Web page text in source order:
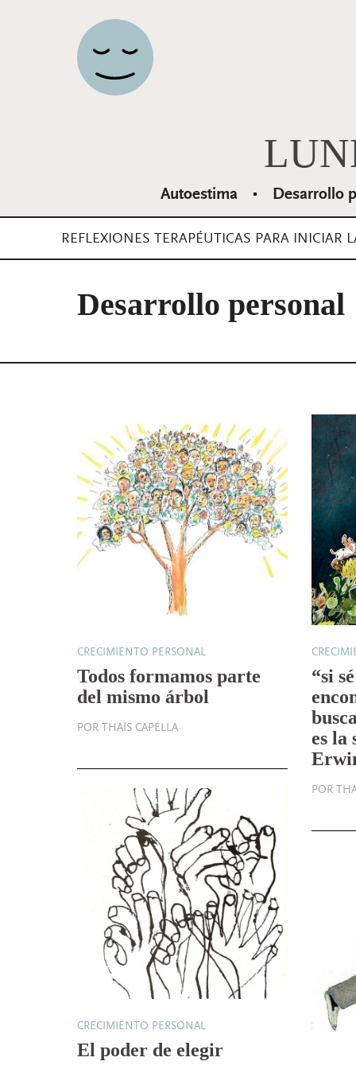
Navegación principal
Autoestima Desarrollo
REFLEXIONES TERAPÉUTICAS PARA
Desarrollo personal
CRECIMIENTO PERSONAL
Todos formamos parte
del mismo árbol
POR THAÏS CAPELLA
“si
es la
POR
CRECIMIENTO PERSONAL
El poder de elegir